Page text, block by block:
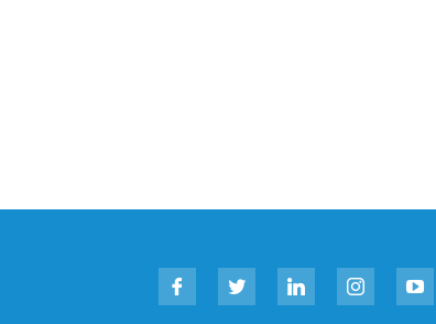
Facebook Twitter LinkedIn Instagram